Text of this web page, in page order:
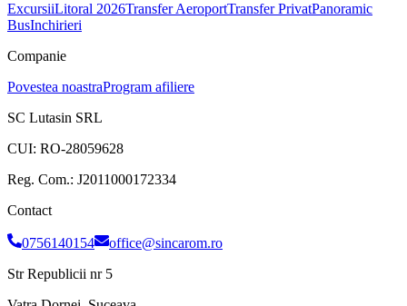
ExcursiiLitoral 2026Transfer AeroportTransfer PrivatPanoramic
BusInchirieri
Companie
Povestea noastraProgram afiliere
SC Lutasin SRL
CUI: RO-28059628
Reg. Com.: J2011000172334
Contact
0756140154
office@sincarom.ro
Str Republicii nr 5